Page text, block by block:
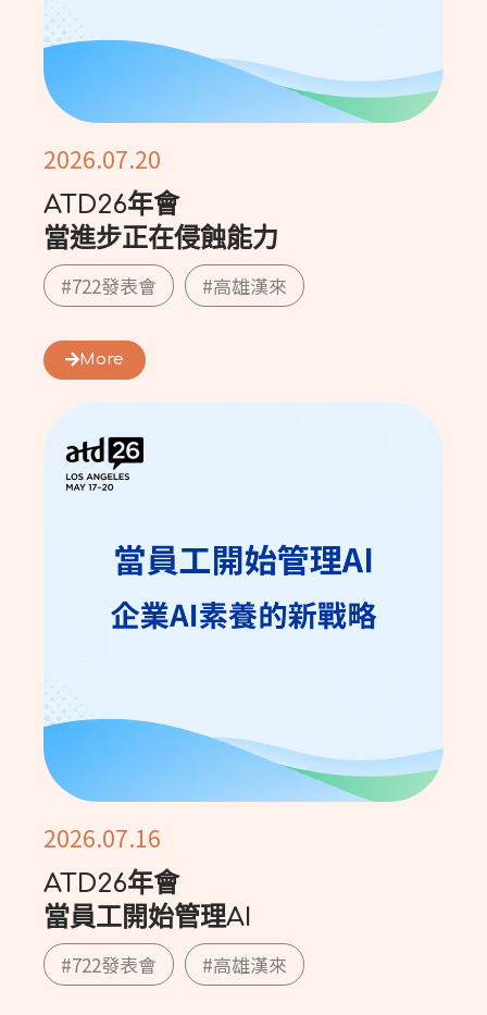
ATD26年會
當進步正在侵蝕能力
2026.07.20
#722發表會 #高雄漢來
More
ATD26年會
當員工開始管理AI
2026.07.16
#722發表會 #高雄漢來